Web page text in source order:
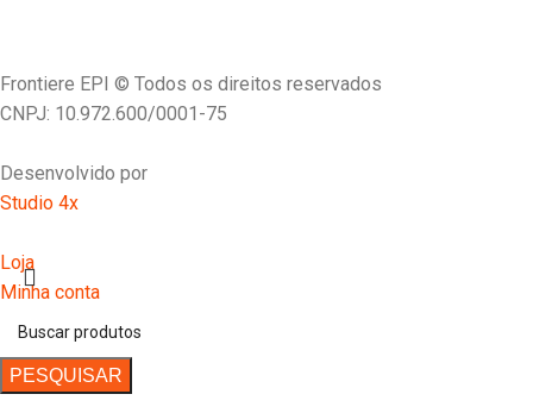
Frontiere EPI © Todos os direitos reservados
CNPJ: 10.972.600/0001-75
Desenvolvido por
Studio 4x
PESQUISAR
Loja
Minha conta